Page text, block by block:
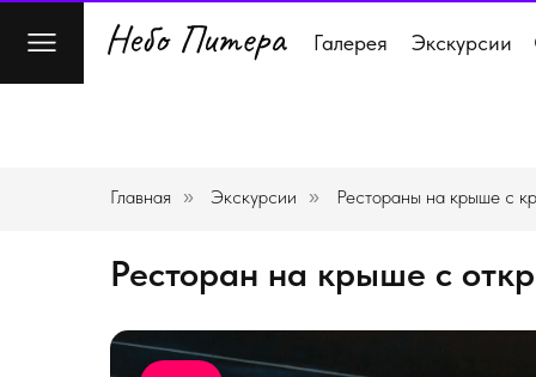
Галерея Экскурсии
Главная » Экскурсии » Рестораны на крыше с
Ресторан на крыше с